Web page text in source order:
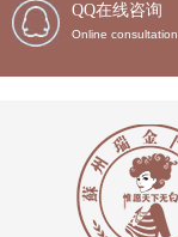
QQ在线咨询
Online consultation